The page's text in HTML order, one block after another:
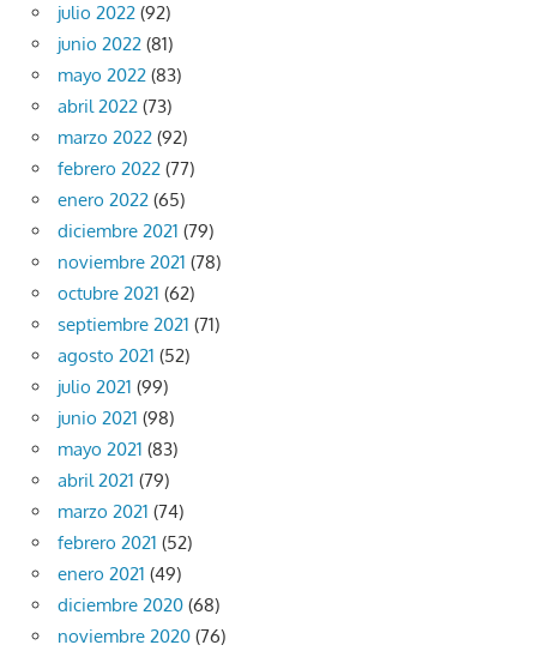
julio 2022 (92)
junio 2022 (81)
mayo 2022 (83)
abril 2022 (73)
marzo 2022 (92)
febrero 2022 (77)
enero 2022 (65)
diciembre 2021 (79)
noviembre 2021 (78)
octubre 2021 (62)
septiembre 2021 (71)
agosto 2021 (52)
julio 2021 (99)
junio 2021 (98)
mayo 2021 (83)
abril 2021 (79)
marzo 2021 (74)
febrero 2021 (52)
enero 2021 (49)
diciembre 2020 (68)
noviembre 2020 (76)